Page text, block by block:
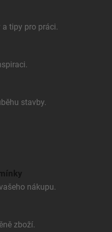
a tipy pro práci.
stavby.
nákupu.
zboží.